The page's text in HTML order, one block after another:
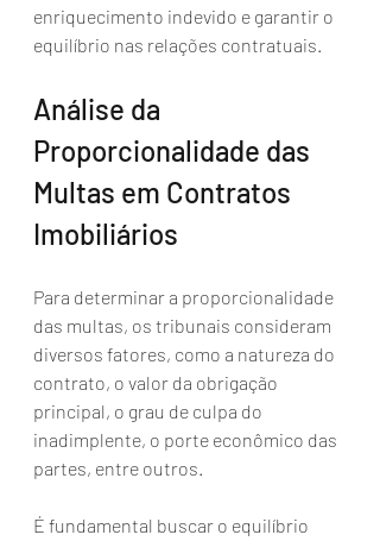
enriquecimento indevido e garantir o
equilíbrio nas relações contratuais.
Análise da
Proporcionalidade das
Multas em Contratos
Imobiliários
Para determinar a proporcionalidade
das multas, os tribunais consideram
diversos fatores, como a natureza do
contrato, o valor da obrigação
principal, o grau de culpa do
inadimplente, o porte econômico das
partes, entre outros.
É fundamental buscar o equilíbrio